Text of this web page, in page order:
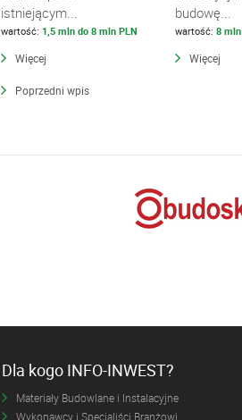
istniejącym...
wartość: 1,5 mln do 8 mln PLN
Więcej
budowę...
wartość:8
Więcej
Poprzedni wpis
Dla kogo INFO-INWEST?
Materiały Budowlane i Instalacyjne
Wykonawcy i Specjaliści Branżowi